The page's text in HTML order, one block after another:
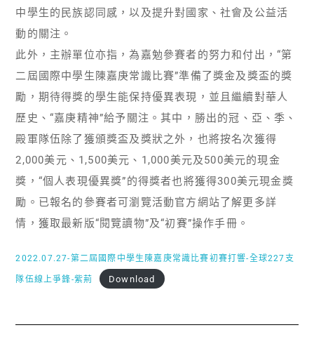
中學生的民族認同感，以及提升對國家、社會及公益活
動的關注。
此外，主辦單位亦指，為嘉勉參賽者的努力和付出，“第
二屆國際中學生陳嘉庚常識比賽”準備了獎金及獎盃的獎
勵，期待得獎的學生能保持優異表現，並且繼續對華人
歷史、“嘉庚精神”給予關注。其中，勝出的冠、亞、季、
殿軍隊伍除了獲頒獎盃及獎狀之外，也將按名次獲得
2,000美元、1,500美元、1,000美元及500美元的現金
獎，“個人表現優異獎”的得獎者也將獲得300美元現金獎
勵。已報名的參賽者可瀏覽活動官方網站了解更多詳
情，獲取最新版“閱覽讀物”及“初賽”操作手冊。
2022.07.27-第二屆國際中學生陳嘉庚常識比賽初賽打響-全球227支
隊伍線上爭鋒-紫荊 Download